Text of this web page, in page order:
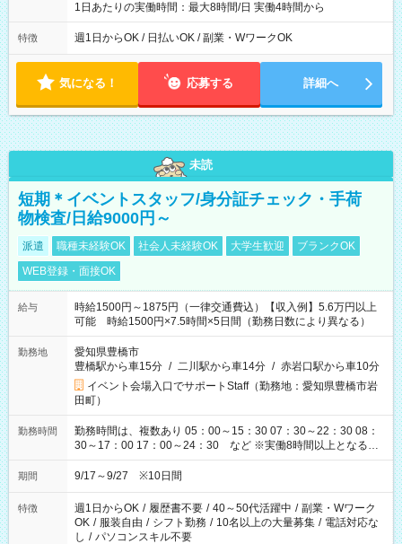
1日あたりの実働時間：最大8時間/日 実働4時間から
特徴 週1日からOK / 日払いOK / 副業・WワークOK
気になる！ 応募する 詳細へ
未読
短期＊イベントスタッフ/身分証チェック・手荷
物検査/日給9000円～
派遣 職種未経験OK 社会人未経験OK 大学生歓迎
ブランクOK
WEB登録・面接OK
給与
時給1500円～1875円（一律交通費込）【収入例】5.6万円以上
可能 時給1500円×7.5時間×5日間（勤務日数により異なる）
勤務地
愛知県豊橋市
豊橋駅から車15分 / 二川駅から車14分 / 赤岩口駅から車10分
イベント会場入口でサポートStaff（勤務地：愛知県豊橋市岩
田町）
勤務時間
勤務時間は、複数あり 05：00～15：30 07：30～22：30 08：
30～17：00 17：00～24：30 など ※実働8時間以上となる勤
務もあります。 【休憩】60分+他休憩あり 交替で取得します。
安全面に配慮しこまめな休憩があります。
期間 9/17～9/27 ※10日間
特徴 週1日からOK / 履歴書不要 / 40～50代活躍中 / 副業・Wワーク
OK / 服装自由 / シフト勤務 / 10名以上の大量募集 / 電話対応な
し / パソコンスキル不要